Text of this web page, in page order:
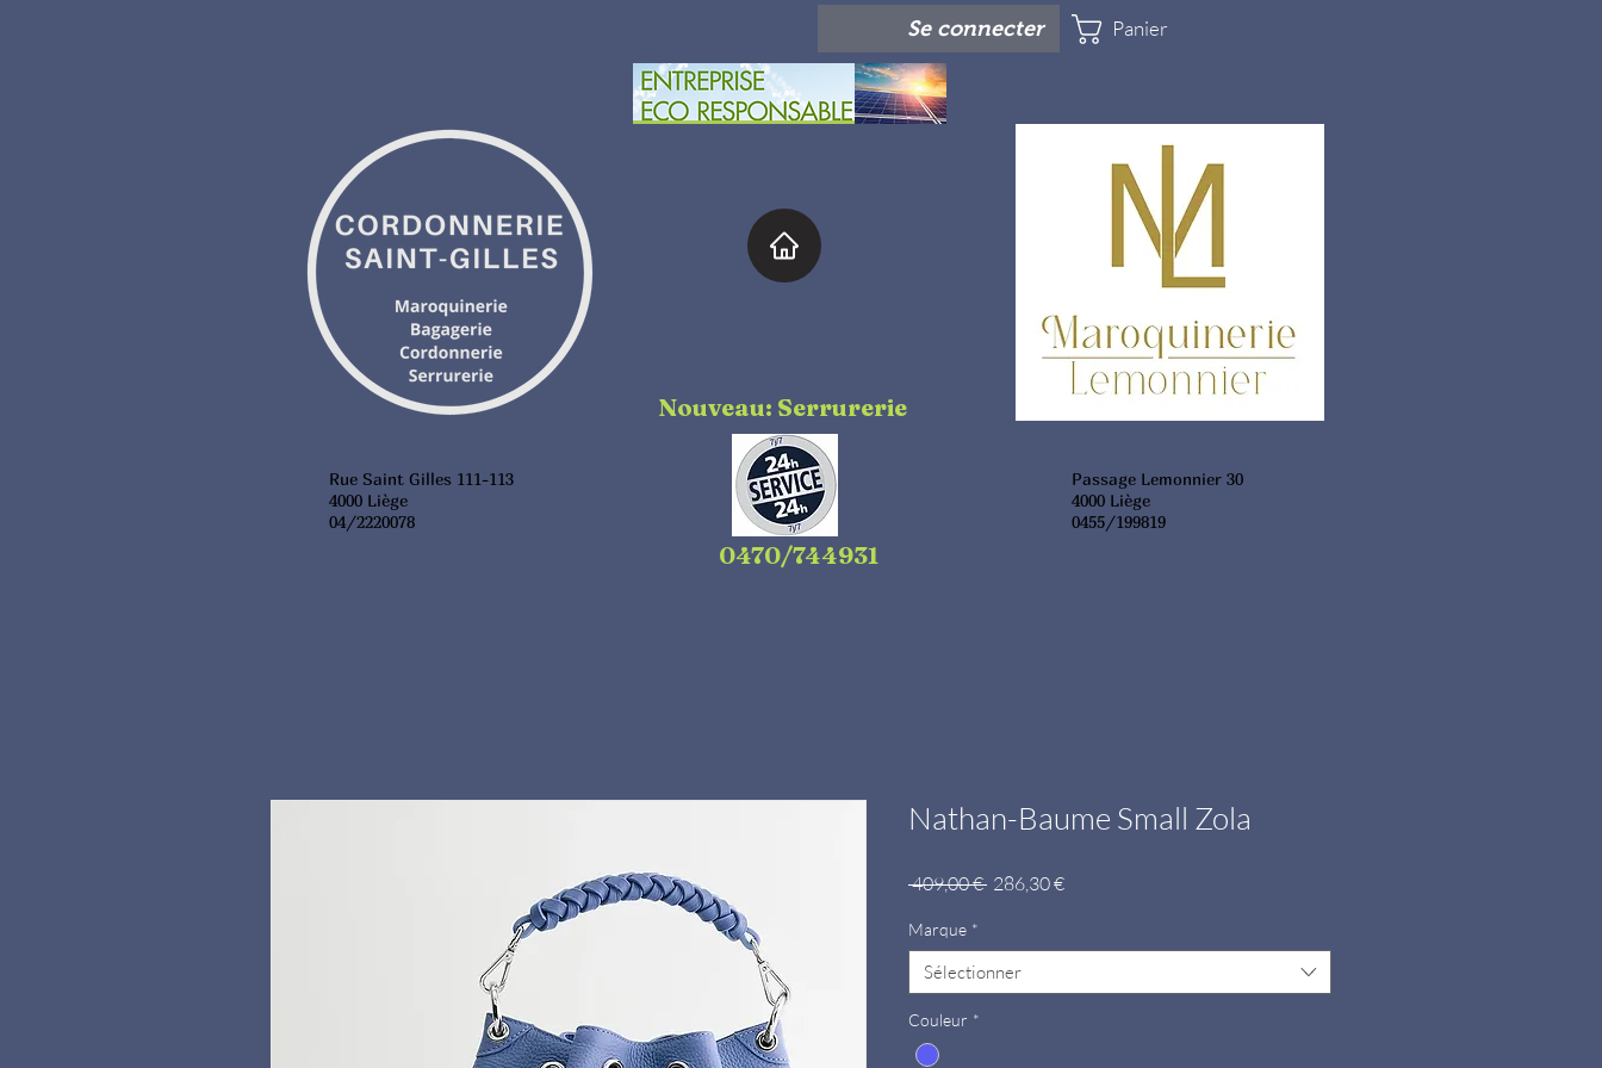
Rue Saint Gilles 111-113
4000 Liège
04/2220078
Se connecter Panier
Nouveau: Serrurerie
Passage Lemonnier 30
4000 Liège
0455/199819
0470/744931
Nathan-Baume Small Zola
409,00 € Prix
286,30 €Prix
Marque *
Sélectionner
Couleur *